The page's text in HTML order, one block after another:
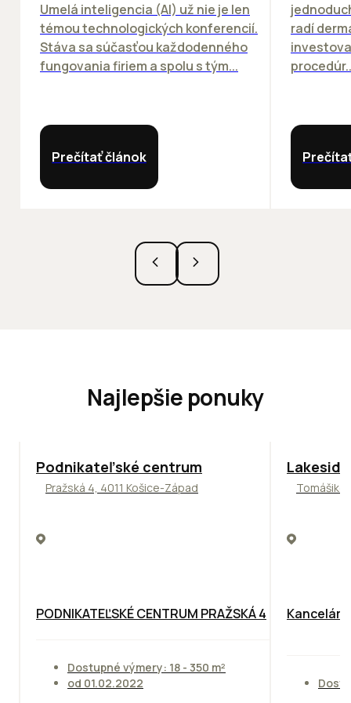
Umelá inteligencia (AI) už nie je len
témou technologických konferencií.
Stáva sa súčasťou každodenného
fungovania firiem a spolu s tým...
Prečítať článok
radí
Najlepšie ponuky
ODPORÚČAME
Podnikateľské centrum
Pražská 4, 4011 Košice-Západ
PODNIKATEĽSKÉ CENTRUM PRAŽSKÁ 4
Dostupné výmery: 18 - 350 m²
od 01.02.2022